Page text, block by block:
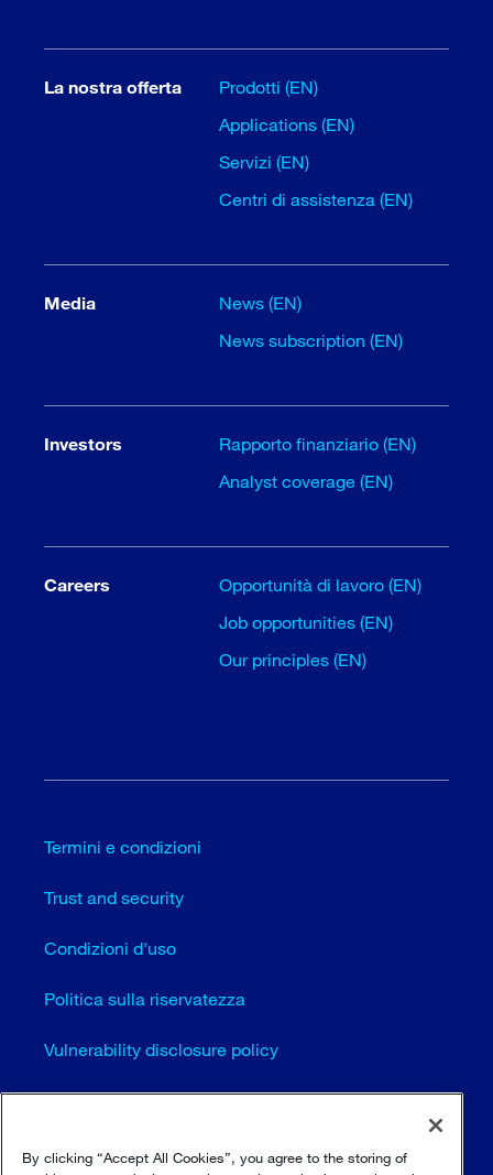
La nostra offerta
Prodotti (EN)
Applications (EN)
Servizi (EN)
Centri di assistenza (EN)
Media
News (EN)
News subscription (EN)
Investors
Rapporto finanziario (EN)
Analyst coverage (EN)
Careers
Opportunità di lavoro (EN)
Job opportunities (EN)
Our principles (EN)
Termini e condizioni
Trust and security
Condizioni d'uso
Politica sulla riservatezza
Vulnerability disclosure policy
Cookie settings (EN)
Mappa del sito
By clicking “Accept All Cookies”, you agree to the storing of